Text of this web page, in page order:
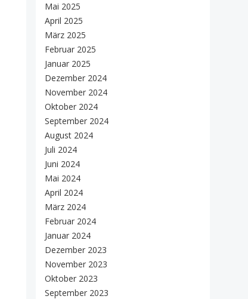
Mai 2025
April 2025
März 2025
Februar 2025
Januar 2025
Dezember 2024
November 2024
Oktober 2024
September 2024
August 2024
Juli 2024
Juni 2024
Mai 2024
April 2024
März 2024
Februar 2024
Januar 2024
Dezember 2023
November 2023
Oktober 2023
September 2023